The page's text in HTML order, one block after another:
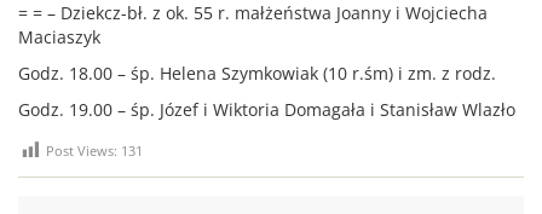
= = – Dziekcz-bł. z ok. 55 r. małżeństwa Joanny i Wojciecha
Maciaszyk
Godz. 18.00 – śp. Helena Szymkowiak (10 r.śm) i zm. z rodz.
Godz. 19.00 – śp. Józef i Wiktoria Domagała i Stanisław Wlazło
Post Views: 131